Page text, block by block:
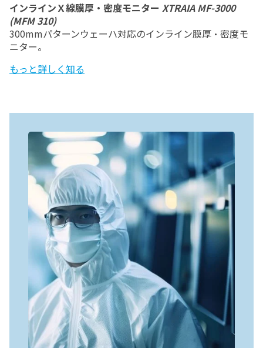
インラインＸ線膜厚・密度モニター XTRAIA MF-3000
(MFM 310)
300mmパターンウェーハ対応のインライン膜厚・密度モ
ニター。
もっと詳しく知る